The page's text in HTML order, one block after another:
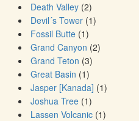
Death Valley (2)
Devil´s Tower (1)
Fossil Butte (1)
Grand Canyon (2)
Grand Teton (3)
Great Basin (1)
Jasper [Kanada] (1)
Joshua Tree (1)
Lassen Volcanic (1)